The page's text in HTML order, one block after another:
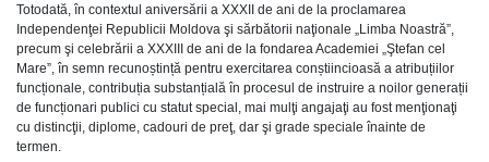
Totodată, în contextul aniversării a XXXII de ani de la proclamarea
Independenţei Republicii Moldova şi sărbătorii naţionale „Limba Noastră”,
precum şi celebrării a XXXIII de ani de la fondarea Academiei „Ştefan cel
Mare”, în semn recunoștință pentru exercitarea conștiincioasă a atribuțiilor
funcționale, contribuția substanțială în procesul de instruire a noilor generații
de funcționari publici cu statut special, mai mulţi angajaţi au fost menţionaţi
cu distincţii, diplome, cadouri de preţ, dar şi grade speciale înainte de
termen.